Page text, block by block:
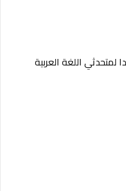
لمتحدثي اللغة العربية